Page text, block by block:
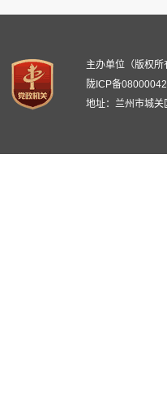
主办单位（版权
陇ICP备
地址：兰州市城